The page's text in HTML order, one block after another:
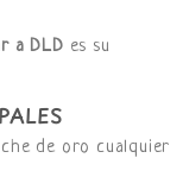
a DLD es su
de oro cualquier